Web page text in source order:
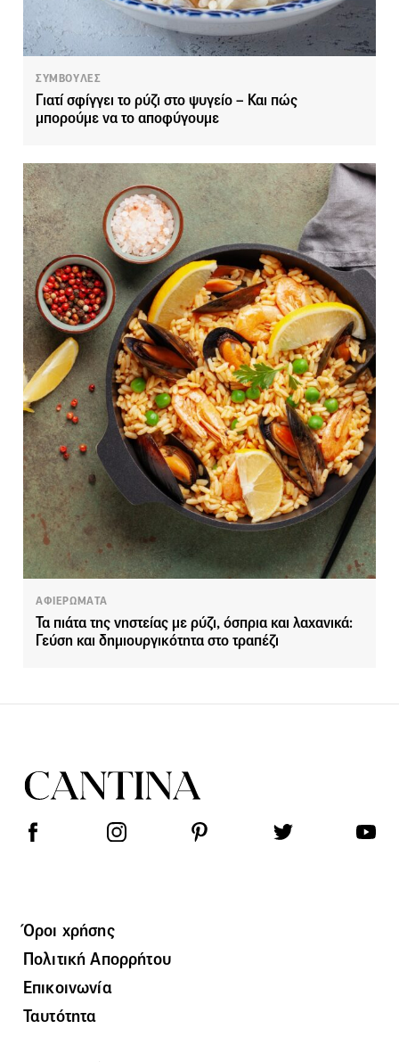
ΣΥΜΒΟΥΛΕΣ
Γιατί σφίγγει το ρύζι στο ψυγείο – Και πώς
μπορούμε να το αποφύγουμε
ΑΦΙΕΡΩΜΑΤΑ
Τα πιάτα της νηστείας με ρύζι, όσπρια και λαχανικά:
Γεύση και δημιουργικότητα στο τραπέζι
Όροι χρήσης
Πολιτική Απορρήτου
Επικοινωνία
Ταυτότητα